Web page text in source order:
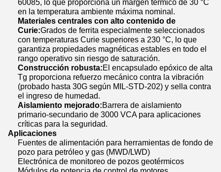
60085, lo que proporciona un margen térmico de 30 °C
en la temperatura ambiente máxima nominal.
Materiales centrales con alto contenido de
Curie:Grados de ferrita especialmente seleccionados
con temperaturas Curie superiores a 230 °C, lo que
garantiza propiedades magnéticas estables en todo el
rango operativo sin riesgo de saturación.
Construcción robusta:El encapsulado epóxico de alta
Tg proporciona refuerzo mecánico contra la vibración
(probado hasta 30G según MIL-STD-202) y sella contra
el ingreso de humedad.
Aislamiento mejorado:Barrera de aislamiento
primario-secundario de 3000 VCA para aplicaciones
críticas para la seguridad.
Aplicaciones
Fuentes de alimentación para herramientas de fondo de
pozo para petróleo y gas (MWD/LWD)
Electrónica de monitoreo de pozos geotérmicos